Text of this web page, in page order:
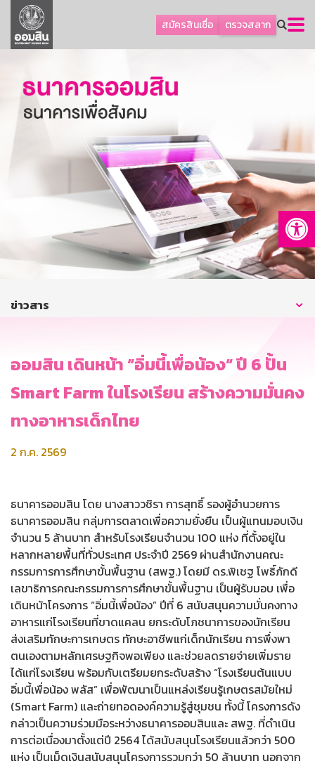
สมัครสินเชื่อ ตรวจสลาก
ลูกค้าธุรกิจ
ลูกค้าผู้ประกอบรายย่อย
ออมเพื่อสุข
เกี่ยวกับธนาคาร
การพัฒนาที่ยั่งยืน
บริการทางการเงิน
ติดต่อเรา
บริการออนไลน์
ข่าวสาร
ออมสิน เดินหน้า “อิ่มนี้เพื่อน้อง“ ปี 6 ปั้น
Smart Farm ในโรงเรียน สร้างความมั่นคง
ทางอาหารเด็กไทย
2 ก.ค. 2569
ธนาคารออมสิน โดย นางสาววชิรา การสุทธิ์ รองผู้อำนวยการ
ธนาคารออมสิน กลุ่มการตลาดเพื่อความยั่งยืน เป็นผู้แทนมอบเงิน
จำนวน 5 ล้านบาท สำหรับโรงเรียนจำนวน 100 แห่ง ที่ตั้งอยู่ใน
หลากหลายพื้นที่ทั่วประเทศ ประจำปี 2569 ผ่านสำนักงานคณะ
กรรมการการศึกษาขั้นพื้นฐาน (สพฐ.) โดยมี ดร.พิเชฐ โพธิ์ภักดี
เลขาธิการคณะกรรมการการศึกษาขั้นพื้นฐาน เป็นผู้รับมอบ เพื่อ
เดินหน้าโครงการ “อิ่มนี้เพื่อน้อง” ปีที่ 6 สนับสนุนความมั่นคงทาง
อาหารแก่โรงเรียนที่ขาดแคลน ยกระดับโภชนาการของนักเรียน
ส่งเสริมทักษะการเกษตร ทักษะอาชีพแก่เด็กนักเรียน การพึ่งพา
ตนเองตามหลักเศรษฐกิจพอเพียง และช่วยลดรายจ่ายเพิ่มราย
ได้แก่โรงเรียน พร้อมกับเตรียมยกระดับสร้าง “โรงเรียนต้นแบบ
อิ่มนี้เพื่อน้อง พลัส” เพื่อพัฒนาเป็นแหล่งเรียนรู้เกษตรสมัยใหม่
(Smart Farm) และถ่ายทอดองค์ความรู้สู่ชุมชน ทั้งนี้ โครงการดัง
กล่าวเป็นความร่วมมือระหว่างธนาคารออมสินและ สพฐ. ที่ดำเนิน
การต่อเนื่องมาตั้งแต่ปี 2564 ได้สนับสนุนโรงเรียนแล้วกว่า 500
แห่ง เป็นเม็ดเงินสนับสนุนโครงการรวมกว่า 50 ล้านบาท นอกจาก